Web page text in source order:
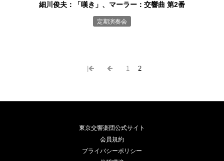
細川俊夫：「嘆き」、マーラー：交響曲 第2番
定期演奏会
1 2
東京交響楽団公式サイト
会員規約
プライバシーポリシー